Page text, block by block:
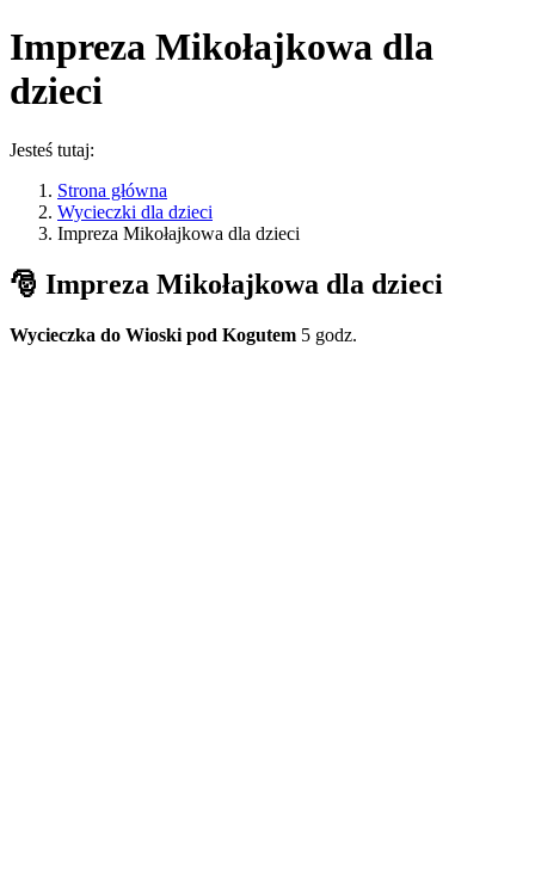
Impreza Mikołajkowa dla
dzieci
Jesteś tutaj:
Strona główna
Wycieczki dla dzieci
Impreza Mikołajkowa dla dzieci
🎅 Impreza Mikołajkowa dla dzieci
Wycieczka do Wioski pod Kogutem 5 godz.